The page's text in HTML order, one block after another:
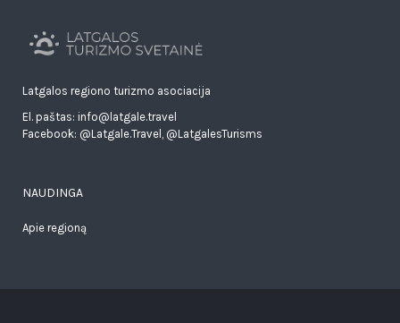
Latgalos regiono turizmo asociacija
El. paštas: info@latgale.travel
Facebook: @Latgale.Travel , @LatgalesTurisms
NAUDINGA
Apie regioną